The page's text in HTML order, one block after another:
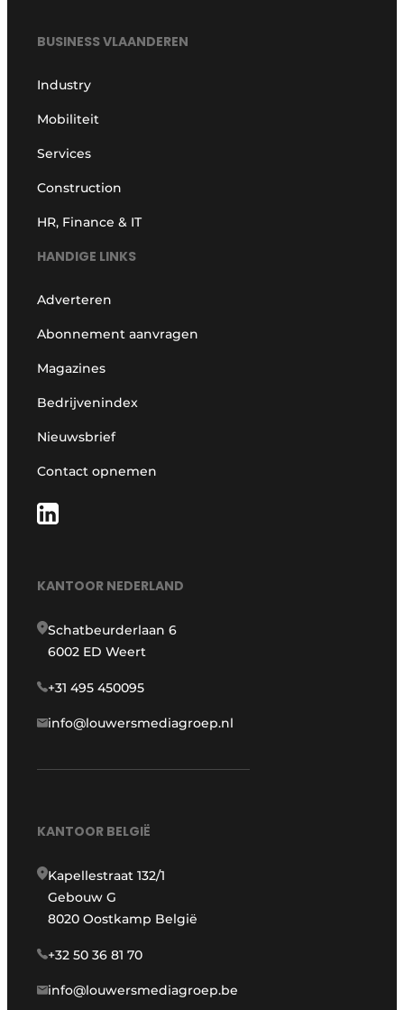
BUSINESS VLAANDEREN
Industry
Mobiliteit
Services
Construction
HR, Finance & IT
HANDIGE LINKS
Adverteren
Abonnement aanvragen
Magazines
Bedrijvenindex
Nieuwsbrief
Contact opnemen
KANTOOR NEDERLAND
Schatbeurderlaan 6
6002 ED Weert
+31 495 450095
info@louwersmediagroep.nl
KANTOOR BELGIË
Kapellestraat 132/1
Gebouw G
8020 Oostkamp België
+32 50 36 81 70
info@louwersmediagroep.be